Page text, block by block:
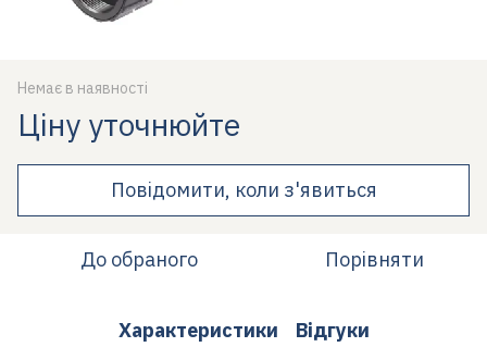
Немає в наявності
Ціну уточнюйте
Повідомити, коли з'явиться
До обраного Порівняти
Характеристики Відгуки